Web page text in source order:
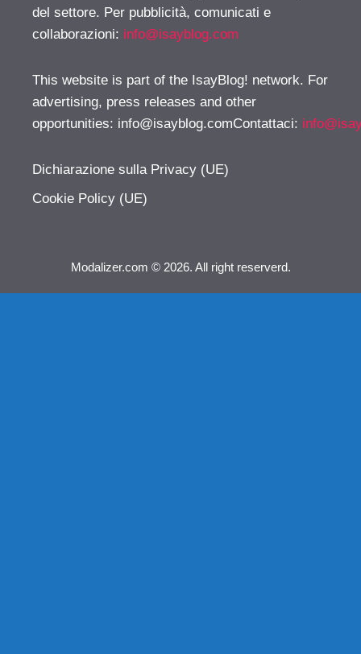
del settore. Per pubblicità, comunicati e
collaborazioni: info@isayblog.com
This website is part of the IsayBlog! network. For
advertising, press releases and other
opportunities: info@isayblog.comContattaci:
Dichiarazione sulla Privacy (UE)
Cookie Policy (UE)
Modalizer.com © 2026. All right reserverd.